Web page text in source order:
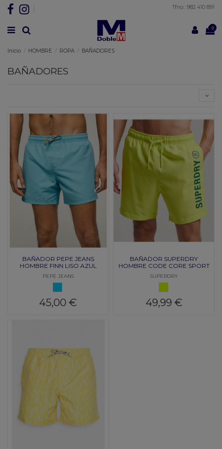
Tfno.: 982 410 891
0
Inicio HOMBRE ROPA BAÑADORES
BAÑADORES
BAÑADOR PEPE JEANS
HOMBRE FINN LISO AZUL
PEPE JEANS
45,00 €
BAÑADOR SUPERDRY
HOMBRE CODE CORE SPORT
SUPERDRY
49,99 €